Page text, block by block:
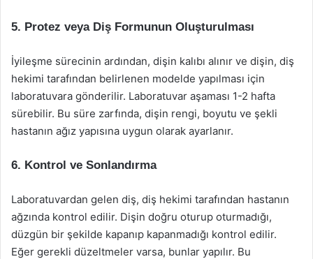
5. Protez veya Diş Formunun Oluşturulması
İyileşme sürecinin ardından, dişin kalıbı alınır ve dişin, diş
hekimi tarafından belirlenen modelde yapılması için
laboratuvara gönderilir. Laboratuvar aşaması 1-2 hafta
sürebilir. Bu süre zarfında, dişin rengi, boyutu ve şekli
hastanın ağız yapısına uygun olarak ayarlanır.
6. Kontrol ve Sonlandırma
Laboratuvardan gelen diş, diş hekimi tarafından hastanın
ağzında kontrol edilir. Dişin doğru oturup oturmadığı,
düzgün bir şekilde kapanıp kapanmadığı kontrol edilir.
Eğer gerekli düzeltmeler varsa, bunlar yapılır. Bu